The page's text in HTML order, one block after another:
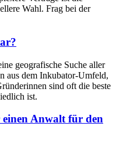
Wahl. Frag bei der
geografische Suche aller
aus dem Inkubator-Umfeld,
sind oft die beste
ist.
Anwalt für den